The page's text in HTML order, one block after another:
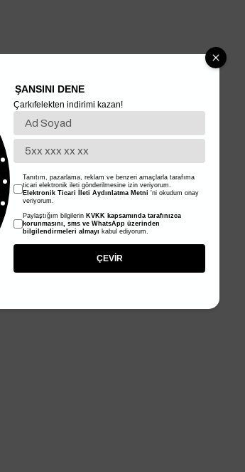
ŞANSINI DENE
Çarkıfelekten indirimi kazan!
Tanıtım, pazarlama, reklam ve benzeri amaçlarla tarafıma
ticari elektronik ileti gönderilmesine izin veriyorum.
Elektronik Ticari İleti Aydınlatma Metni 'ni okudum onay
veriyorum.
Paylaştığım bilgilerin KVKK kapsamında tarafınızca
korunmasını, sms ve WhatsApp üzerinden
bilgilendirmeleri almayı kabul ediyorum.
ÇEVİR